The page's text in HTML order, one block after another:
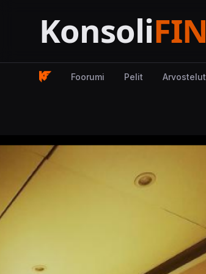
Foorumi Pelit Arvostelut